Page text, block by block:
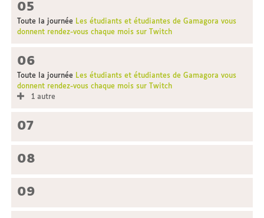
05
Toute la journée Les étudiants et étudiantes de Gamagora vous
donnent rendez-vous chaque mois sur Twitch
06
Toute la journée Les étudiants et étudiantes de Gamagora vous
donnent rendez-vous chaque mois sur Twitch
1 autre
07
08
09